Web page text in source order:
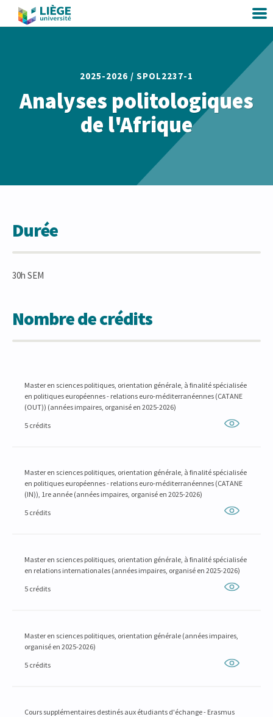
2025-2026 / SPOL2237-1
Analyses politologiques
de l'Afrique
Durée
30h SEM
Nombre de crédits
Master en sciences politiques, orientation générale, à finalité spécialisée
en politiques européennes - relations euro-méditerranéennes (CATANE
(OUT)) (années impaires, organisé en 2025-2026)
5 crédits
Master en sciences politiques, orientation générale, à finalité spécialisée
en politiques européennes - relations euro-méditerranéennes (CATANE
(IN)), 1re année (années impaires, organisé en 2025-2026)
5 crédits
Master en sciences politiques, orientation générale, à finalité spécialisée
en relations internationales (années impaires, organisé en 2025-2026)
5 crédits
Master en sciences politiques, orientation générale (années impaires,
organisé en 2025-2026)
5 crédits
Cours supplémentaires destinés aux étudiants d'échange - Erasmus